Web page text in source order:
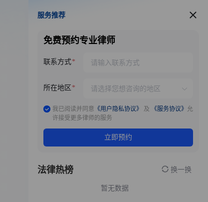
服务推荐
服务推荐
免费预约专业律师
联系方式
所在地区
我已阅读并同意 《用户隐私协议》 及 《服务协议》 允
许接受更多律师的服务
立即预约
法律热榜 换一换
暂无数据